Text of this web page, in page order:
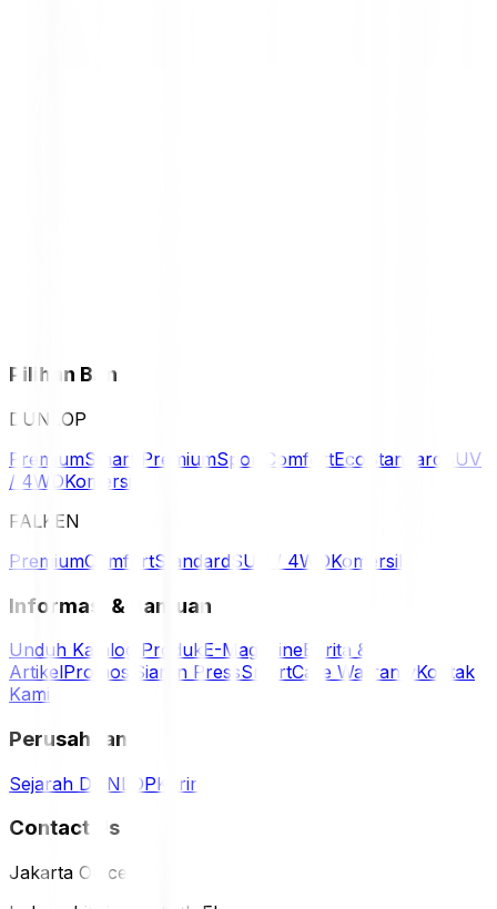
Pilihan Ban
DUNLOP
PremiumSmart PremiumSport ComfortEco Standard
SUV
/ 4WDKomersil
FALKEN
PremiumComfortStandard SUV / 4WDKomersil
Informasi & Bantuan
Unduh Katalog ProdukE-MagazineBerita &
ArtikelPromosi Siaran PressSmartCare WarrantyKontak
Kami
Perusahaan
Sejarah DUNLOPKarir
Contact Us
Jakarta Office